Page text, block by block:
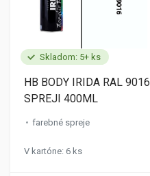
Skladom: 5+ ks
HB BODY IRIDA RAL
SPREJI 400ML
farebné spreje
V kartóne: 6 ks